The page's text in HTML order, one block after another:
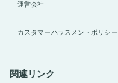
運営会社
カスタマーハラスメントポリシー
関連リンク